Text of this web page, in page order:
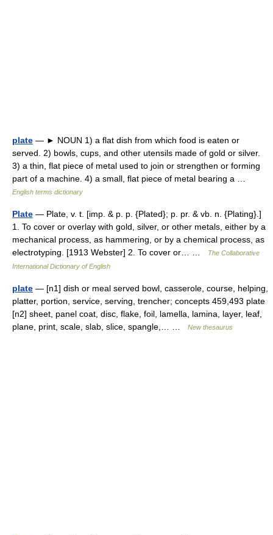
plate — ► NOUN 1) a flat dish from which food is eaten or
served. 2) bowls, cups, and other utensils made of gold or silver.
3) a thin, flat piece of metal used to join or strengthen or forming
part of a machine. 4) a small, flat piece of metal bearing a …
English terms dictionary
Plate — Plate, v. t. [imp. & p. p. {Plated}; p. pr. & vb. n. {Plating}.]
1. To cover or overlay with gold, silver, or other metals, either by a
mechanical process, as hammering, or by a chemical process, as
electrotyping. [1913 Webster] 2. To cover or… …
The Collaborative
International Dictionary of English
plate — [n1] dish or meal served bowl, casserole, course, helping,
platter, portion, service, serving, trencher; concepts 459,493 plate
[n2] sheet, panel coat, disc, flake, foil, lamella, lamina, layer, leaf,
plane, print, scale, slab, slice, spangle,… …
New thesaurus